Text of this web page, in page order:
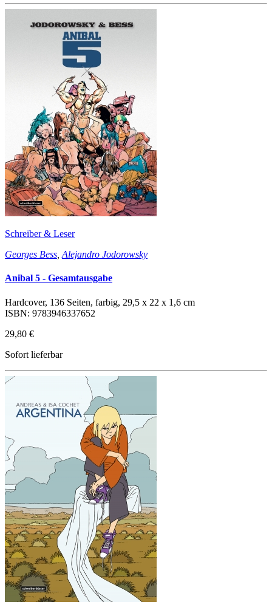
Schreiber & Leser
Georges Bess Alejandro Jodorowsky
Anibal 5 - Gesamtausgabe
Hardcover, 136 Seiten, farbig, 29,5 x 22 x 1,6 cm
ISBN: 9783946337652
29,80 €
Sofort lieferbar